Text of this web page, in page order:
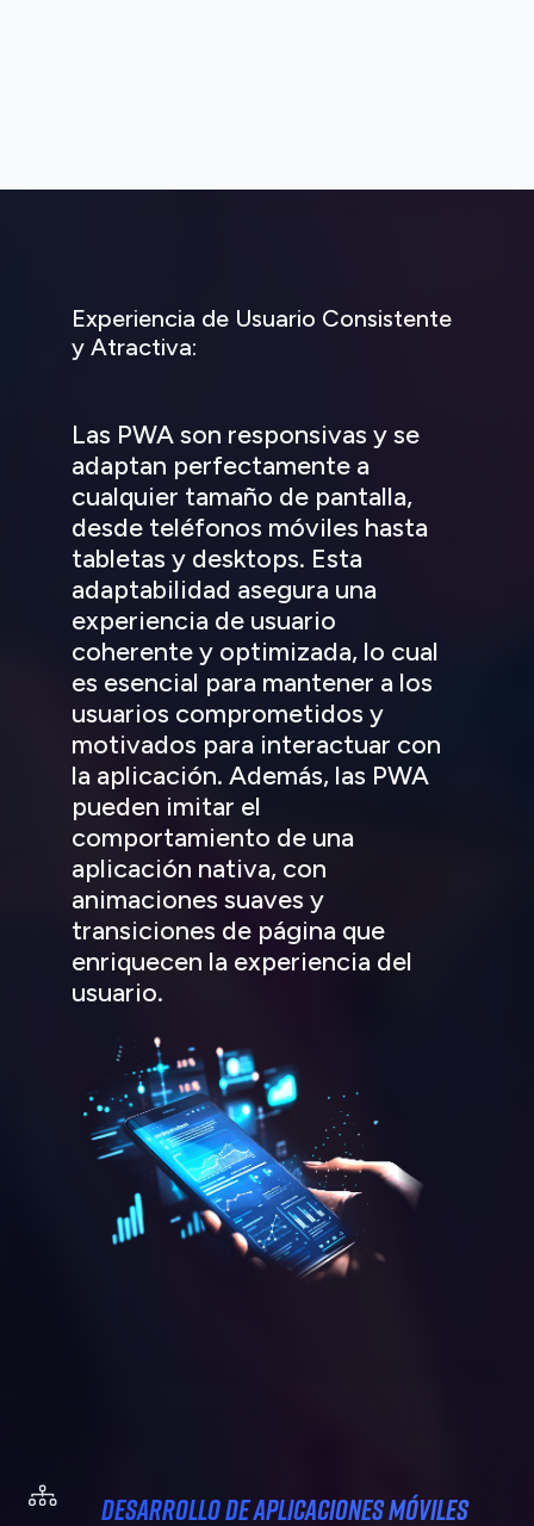
Experiencia de Usuario Consistente
y Atractiva:
Las PWA son responsivas y se
adaptan perfectamente a
cualquier tamaño de pantalla,
desde teléfonos móviles hasta
tabletas y desktops. Esta
adaptabilidad asegura una
experiencia de usuario
coherente y optimizada, lo cual
es esencial para mantener a los
usuarios comprometidos y
motivados para interactuar con
la aplicación. Además, las PWA
pueden imitar el
comportamiento de una
aplicación nativa, con
animaciones suaves y
transiciones de página que
enriquecen la experiencia del
usuario.
Desarrollo de Aplicaciones Móviles